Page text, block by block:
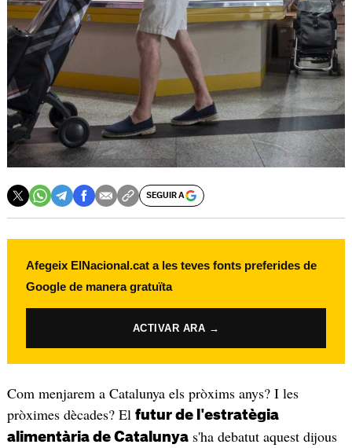
SEGUIR A
Afegeix ElNacional.cat a les teves fonts preferides de
Google de manera gratuïta
ACTIVAR ARA →
Com menjarem a Catalunya els pròxims anys? I les
pròximes dècades? El futur de l'estratègia
alimentària de Catalunyas'ha debatut aquest dijous